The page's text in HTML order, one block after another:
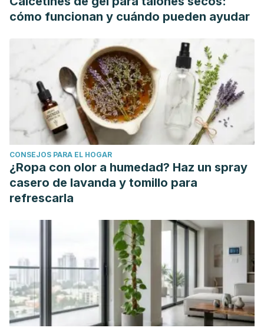
https://doi.org/10.1016/j.talanta.2007.04.034
Imeri, L., Bianchi, S., Angeli, P., & Mancia, M. (1994).
Selective blockade of different brain stem muscarinic
receptor subtypes: effects on the sleep-wake cycle. Brain
Research. https://doi.org/10.1016/0006-8993(94)90176-7
Leung, Y. M., Wu, B. T., Chen, Y. C., Hung, C. H., & Chen, Y.
W. (2010). Diphenidol inhibited sodium currents and
produced spinal anesthesia.
Neuropharmacology ,58(7),
1147–1152. https://doi.org/10.1016/j.neuropharm.2010.02.007
cómo funcionan y cuándo pueden ayudar
CONSEJOS PARA EL HOGAR
¿Ropa con olor a humedad? Haz un spray
casero de lavanda y tomillo para
refrescarla